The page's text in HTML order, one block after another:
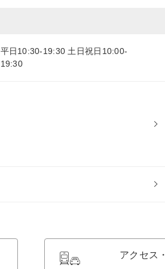
平日10:30-19:30 土日祝日10:00-
19:30
アクセス